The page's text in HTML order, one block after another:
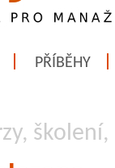
PŘÍBĚHY